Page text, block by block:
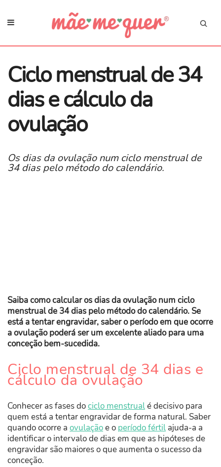
Ciclo menstrual de 34
dias e cálculo da
ovulação
Os dias da ovulação num ciclo menstrual de
34 dias pelo método do calendário.
Saiba como calcular os dias da ovulação num ciclo
menstrual de 34 dias pelo método do calendário. Se
está a tentar engravidar, saber o período em que ocorre
a ovulação poderá ser um excelente aliado para uma
conceção bem-sucedida.
Ciclo menstrual de 34 dias e
cálculo da ovulação
Conhecer as fases dociclo menstrualé decisivo para
quem está a tentar engravidar de forma natural. Saber
quando ocorre a ovulaçãoe o período fértil ajuda-a a
identificar o intervalo de dias em que as hipóteses de
engravidar são maiores o que aumenta o sucesso da
conceção.